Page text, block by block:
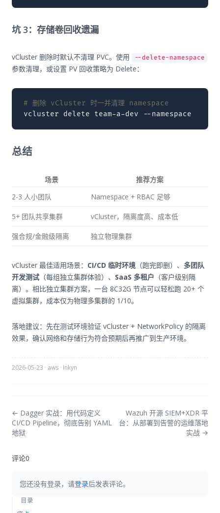
坑 3：存储卷回收遗漏
vCluster 删除时默认不清理 PVC。使用 --delete-namespace
参数清理，或设置 PV 回收策略为 Delete：
# 删除 vCluster 时一并清理 namespace
vcluster
delete team-a-dev --namespace
总结
场景
推荐方案
2-3 人小团队
Namespace + RBAC 足够
5+ 团队共享集群 vCluster，隔离度高、成本低
强合规/金融级隔离 独立物理集群
vCluster 最佳适用场景： CI/CD 临时环境 （跑完即删）、 多团队
开发测试 （每组独立集群体验）、 SaaS 多租户 （客户级别隔
离）。相比独立集群方案，一台 8C32G 节点可以轻松跑 20+ 个
虚拟集群，成本仅为物理多集群的 1/10。
落地建议：先在测试环境验证 vCluster + NetworkPolicy 的隔离
效果，确认网络和存储行为符合预期后再推广到生产环境。
2026-05-23 · aws · Inkyn
← Dagger 实战：用代码定义
CI/CD Pipeline，彻底告别 YAML
地狱
Wazuh 开源 SIEM+XDR 平
台：从部署到告警的运维落地
实战 →
评论0
您还没有登录，请登录后发表评论。
目录